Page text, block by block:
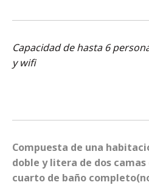
Capacidad de hasta 6
y wifi
Compuesta de una
doble y litera de dos
cuarto de baño